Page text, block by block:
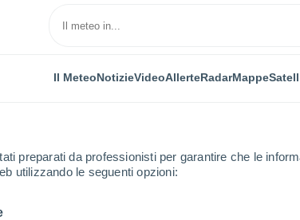
preparati da professionisti per garantire che le
utilizzando le seguenti opzioni:
Il MeteoNotizieVideoAllerteRadarMappe